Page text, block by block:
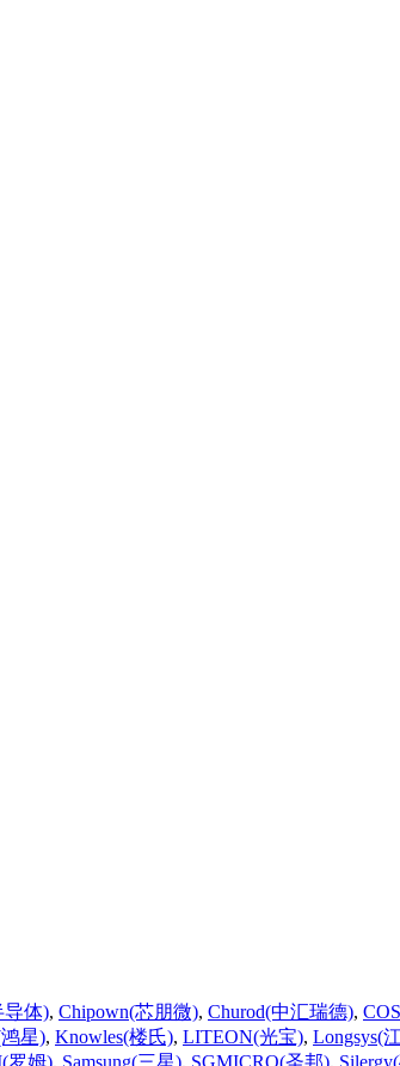
体), Chipown(芯朋微), Churod(中汇瑞德),
星), Knowles(楼氏), LITEON(光宝), Longsys(